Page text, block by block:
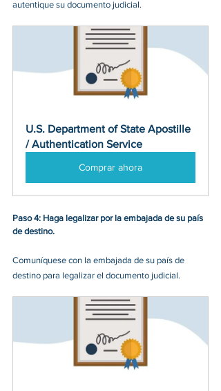
autentique su documento judicial.
U.S. Department of State Apostille
/ Authentication Service
Comprar ahora
Paso 4: Haga legalizar por la embajada de su país
de destino.
Comuníquese con la embajada de su país de
destino para legalizar el documento judicial.